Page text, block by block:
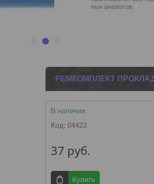
РЕМКОМПЛЕКТ
В наличии
Код: 04423
37 руб.
Купить